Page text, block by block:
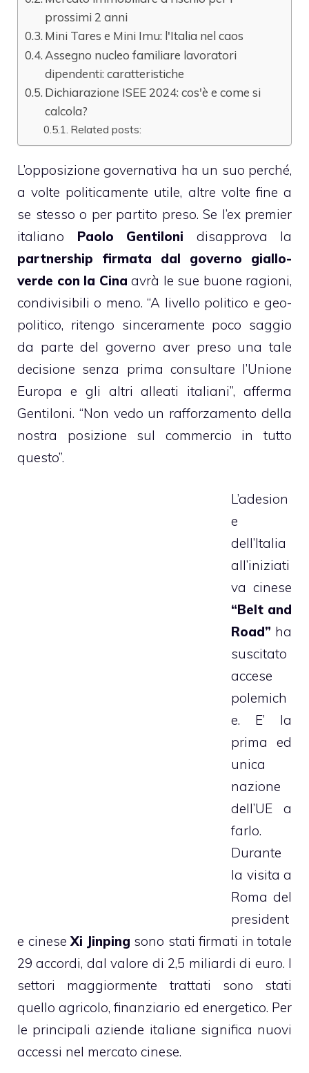
prossimi 2 anni
Mini Tares e Mini Imu: l'Italia nel caos
Assegno nucleo familiare lavoratori
dipendenti: caratteristiche
Dichiarazione ISEE 2024: cos'è e come si
calcola?
Related posts:
L’opposizione governativa ha un suo perché,
a volte politicamente utile, altre volte fine a
se stesso o per partito preso. Se l’ex premier
italiano Paolo Gentiloni disapprova la
partnership firmata dal governo giallo-
verde con la Cina avrà le sue buone ragioni,
condivisibili o meno. “A livello politico e geo-
politico, ritengo sinceramente poco saggio
da parte del governo aver preso una tale
decisione senza prima consultare l’Unione
Europa e gli altri alleati italiani”, afferma
Gentiloni. “Non vedo un rafforzamento della
nostra posizione sul commercio in tutto
questo”.
L’adesion
e
dell’Italia
all’iniziati
va cinese
“Belt and
Road” ha
suscitato
accese
polemich
e. E’ la
prima ed
unica
nazione
dell’UE a
farlo.
Durante
la visita a
Roma del
president
e cineseXi Jinping sono stati firmati in totale
29 accordi, dal valore di 2,5 miliardi di euro. I
settori maggiormente trattati sono stati
quello agricolo, finanziario ed energetico. Per
le principali aziende italiane significa nuovi
accessi nel mercato cinese.